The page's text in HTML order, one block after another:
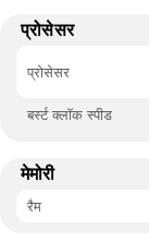
प्रोसेसर
प्रोसेसर
बर्स्ट क्लॉक स्पीड
मेमोरी
रैम